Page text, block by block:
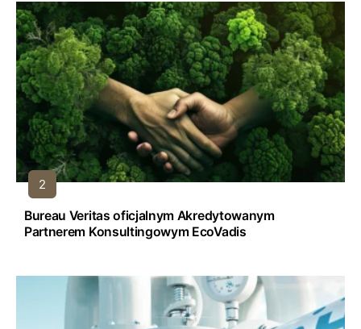
Bureau Veritas oficjalnym Akredytowanym
Partnerem Konsultingowym EcoVadis